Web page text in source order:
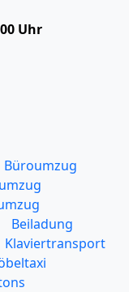
Uhr
Büroumzug
Beiladung
Klaviertransport